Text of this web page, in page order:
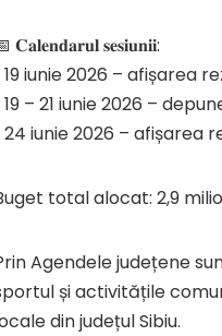
𝐂𝐚𝐥𝐞𝐧𝐝𝐚𝐫𝐮𝐥 𝐬𝐞𝐬𝐢𝐮𝐧𝐢𝐢:
19 iunie 2026 – afișarea
19 – 21 iunie 2026 –
24 iunie 2026 – afișarea
total alocat: 2,9
Agendele județene
și activitățile
din județul Sibiu.